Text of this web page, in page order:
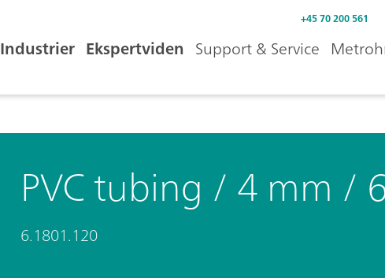
+45 70 200 561
Industrier Ekspertviden Support & Service
PVC tubing / 4 mm /
6.1801.120